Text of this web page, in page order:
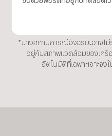
*บางสถานการณ์อัจฉริยะอาจไ
อยู่กับสภาพแวดล้อมของเครื
อัตโนมัติที่เฉพาะเจาะจ